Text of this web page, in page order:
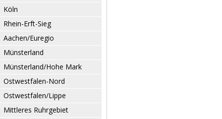
Köln
Rhein-Erft-Sieg
Aachen/Euregio
Münsterland
Münsterland/Hohe Mark
Ostwestfalen-Nord
Ostwestfalen/Lippe
Mittleres Ruhrgebiet